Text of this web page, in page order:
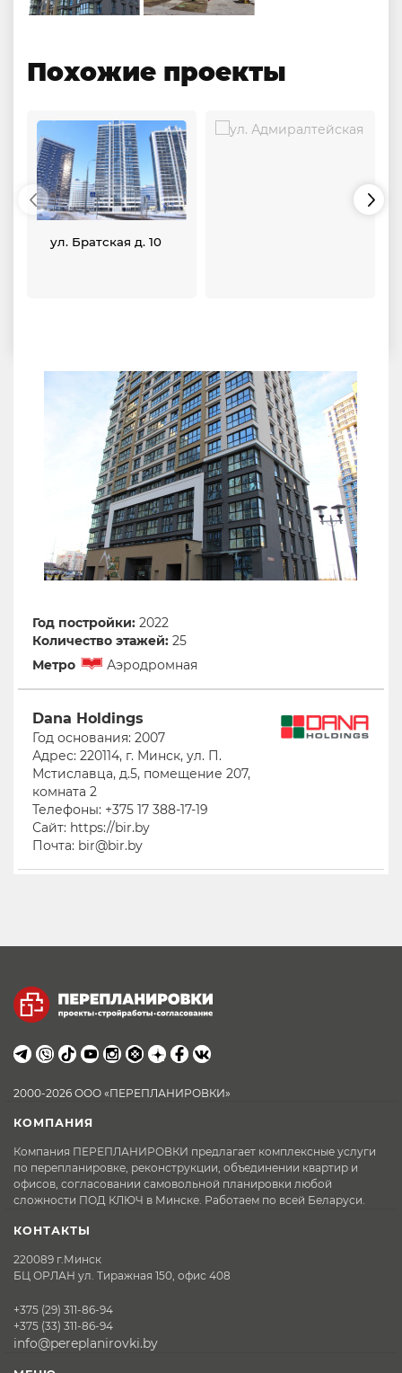
Похожие проекты
ул. Братская д. 10
Год постройки: 2022
Количество этажей: 25
Метро
Аэродромная
Dana Holdings
Год основания: 2007
Адрес: 220114, г. Минск, ул. П.
Мстиславца, д.5, помещение 207,
комната 2
Телефоны: +375 17 388-17-19
Сайт: https://bir.by
Почта: bir@bir.by
2000-2026 ООО «ПЕРЕПЛАНИРОВКИ»
КОМПАНИЯ
Компания ПЕРЕПЛАНИРОВКИ предлагает комплексные услуги
по перепланировке, реконструкции, объединении квартир и
офисов, согласовании самовольной планировки любой
сложности ПОД КЛЮЧ в Минске. Работаем по всей Беларуси.
КОНТАКТЫ
220089 г.Минск
БЦ ОРЛАН ул. Тиражная 150, офис 408
+375 (29) 311-86-94
+375 (33) 311-86-94
info@pereplanirovki.by